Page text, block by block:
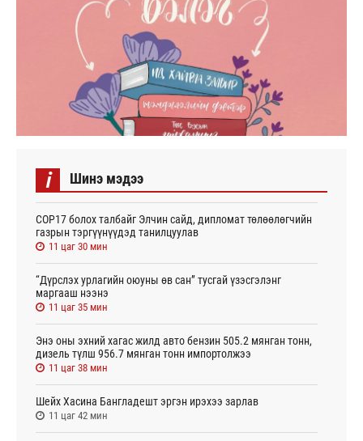
i Шинэ мэдээ
СОР17 болох талбайг Элчин сайд, дипломат төлөөлөгчийн
газрын тэргүүнүүдэд танилцуулав
11 цаг 30 мин
“Дүрслэх урлагийн оюуны өв сан” тусгай үзэсгэлэнг
маргааш нээнэ
11 цаг 35 мин
Энэ оны эхний хагас жилд авто бензин 505.2 мянган тонн,
дизель түлш 956.7 мянган тонн импортолжээ
11 цаг 38 мин
Шейх Хасина Бангладешт эргэн ирэхээ зарлав
11 цаг 42 мин